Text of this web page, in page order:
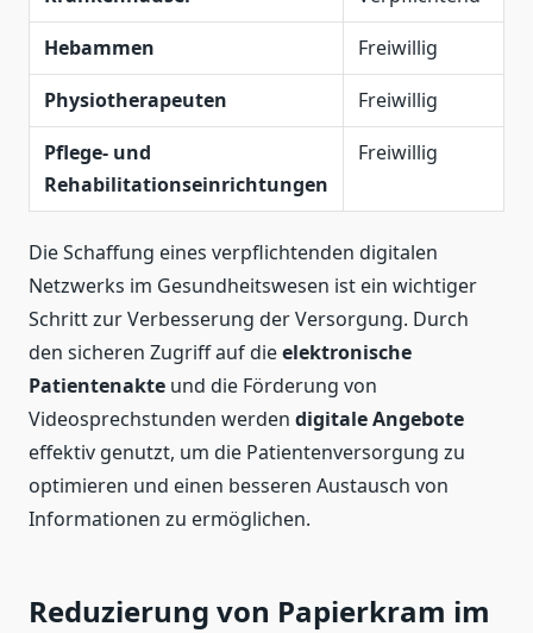
Hebammen
Freiwillig
Physiotherapeuten
Freiwillig
Pflege- und
Rehabilitationseinrichtungen
Freiwillig
Die Schaffung eines verpflichtenden digitalen
Netzwerks im Gesundheitswesen ist ein wichtiger
Schritt zur Verbesserung der Versorgung. Durch
den sicheren Zugriff auf dieelektronische
Patientenakte und die Förderung von
Videosprechstunden werden digitale Angebote
effektiv genutzt, um die Patientenversorgung zu
optimieren und einen besseren Austausch von
Informationen zu ermöglichen.
Reduzierung von Papierkram im